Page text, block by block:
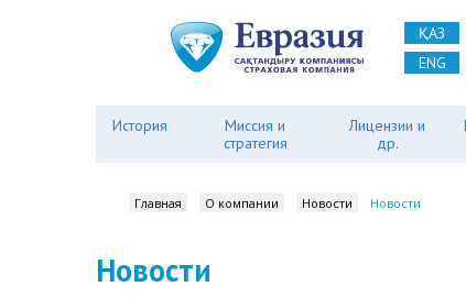
ҚАЗ
ENG
История
Миссия и
стратегия
Лицензии и
др.
Главная О компании Новости Новости
Новости